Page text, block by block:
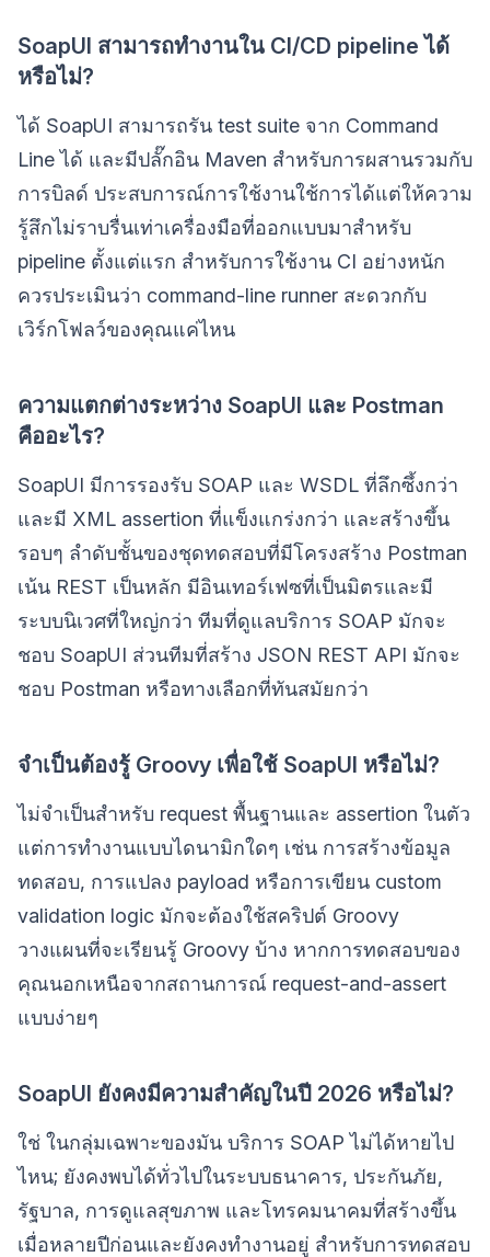
SoapUI สามารถทำงานใน CI/CD pipeline ได้
หรือไม่?
ได้ SoapUI สามารถรัน test suite จาก Command
Line ได้ และมีปลั๊กอิน Maven สำหรับการผสานรวมกับ
การบิลด์ ประสบการณ์การใช้งานใช้การได้แต่ให้ความ
รู้สึกไม่ราบรื่นเท่าเครื่องมือที่ออกแบบมาสำหรับ
pipeline ตั้งแต่แรก สำหรับการใช้งาน CI อย่างหนัก
ควรประเมินว่า command-line runner สะดวกกับ
เวิร์กโฟลว์ของคุณแค่ไหน
ความแตกต่างระหว่าง SoapUI และ Postman
คืออะไร?
SoapUI มีการรองรับ SOAP และ WSDL ที่ลึกซึ้งกว่า
และมี XML assertion ที่แข็งแกร่งกว่า และสร้างขึ้น
รอบๆ ลำดับชั้นของชุดทดสอบที่มีโครงสร้าง Postman
เน้น REST เป็นหลัก มีอินเทอร์เฟซที่เป็นมิตรและมี
ระบบนิเวศที่ใหญ่กว่า ทีมที่ดูแลบริการ SOAP มักจะ
ชอบ SoapUI ส่วนทีมที่สร้าง JSON REST API มักจะ
ชอบ Postman หรือทางเลือกที่ทันสมัยกว่า
จำเป็นต้องรู้ Groovy เพื่อใช้ SoapUI หรือไม่?
ไม่จำเป็นสำหรับ request พื้นฐานและ assertion ในตัว
แต่การทำงานแบบไดนามิกใดๆ เช่น การสร้างข้อมูล
ทดสอบ, การแปลง payload หรือการเขียน custom
validation logic มักจะต้องใช้สคริปต์ Groovy
วางแผนที่จะเรียนรู้ Groovy บ้าง หากการทดสอบของ
คุณนอกเหนือจากสถานการณ์ request-and-assert
แบบง่ายๆ
SoapUI ยังคงมีความสำคัญในปี 2026 หรือไม่?
ใช่ ในกลุ่มเฉพาะของมัน บริการ SOAP ไม่ได้หายไป
ไหน; ยังคงพบได้ทั่วไปในระบบธนาคาร, ประกันภัย,
รัฐบาล, การดูแลสุขภาพ และโทรคมนาคมที่สร้างขึ้น
เมื่อหลายปีก่อนและยังคงทำงานอยู่ สำหรับการทดสอบ